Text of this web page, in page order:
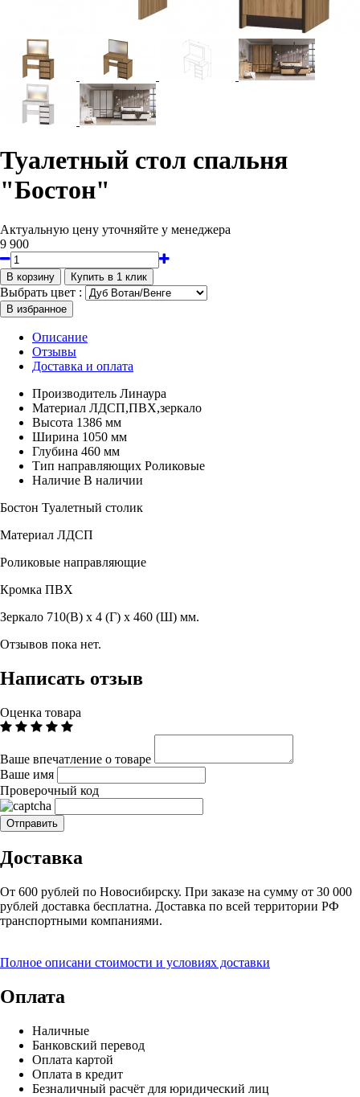
Туалетный стол спальня
"Бостон"
Актуальную цену уточняйте у менеджера
9 900
Выбрать цвет :
Описание
Отзывы
Доставка и оплата
Производитель Линаура
Материал ЛДСП,ПВХ,зеркало
Высота 1386 мм
Ширина 1050 мм
Глубина 460 мм
Тип направляющих Роликовые
Наличие В наличии
Бостон Туалетный столик
Материал ЛДСП
Роликовые направляющие
Кромка ПВХ
Зеркало 710(В) х 4 (Г) х 460 (Ш) мм.
Отзывов пока нет.
Написать отзыв
Оценка товара
Ваше впечатление о товаре
Ваше имя
Проверочный код
Доставка
От 600 рублей по Новосибирску. При заказе на сумму от 30 000
рублей доставка бесплатна. Доставка по всей территории РФ
транспортными компаниями.
Полное описани стоимости и условиях доставки
Оплата
Наличные
Банковский перевод
Оплата картой
Оплата в кредит
Безналичный расчёт для юридический лиц